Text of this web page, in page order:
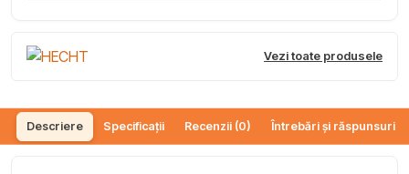
Vezi toate produsele
Descriere Specificații Recenzii (0) Întrebări și răspunsuri